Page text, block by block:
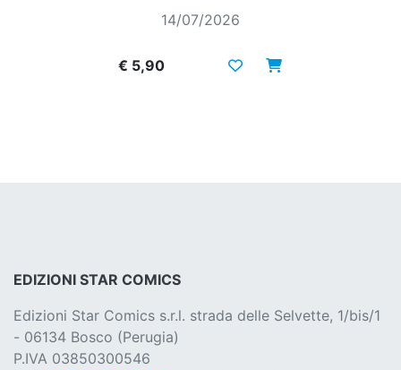
14/07/2026
€ 5,90
EDIZIONI STAR COMICS
Edizioni Star Comics s.r.l. strada delle Selvette, 1/bis/1
- 06134 Bosco (Perugia)
P.IVA 03850300546